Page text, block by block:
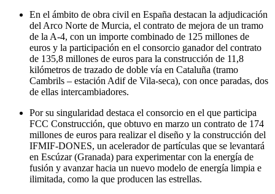
En el ámbito de obra civil en España destacan la adjudicación
del Arco Norte de Murcia, el contrato de mejora de un tramo
de la A-4, con un importe combinado de 125 millones de
euros y la participación en el consorcio ganador del contrato
de 135,8 millones de euros para la construcción de 11,8
kilómetros de trazado de doble vía en Cataluña (tramo
Cambrils – estación Adif de Vila-seca), con once paradas, dos
de ellas intercambiadores.
Por su singularidad destaca el consorcio en el que participa
FCC Construcción, que obtuvo en marzo un contrato de 174
millones de euros para realizar el diseño y la construcción del
IFMIF-DONES, un acelerador de partículas que se levantará
en Escúzar (Granada) para experimentar con la energía de
fusión y avanzar hacia un nuevo modelo de energía limpia e
ilimitada, como la que producen las estrellas.